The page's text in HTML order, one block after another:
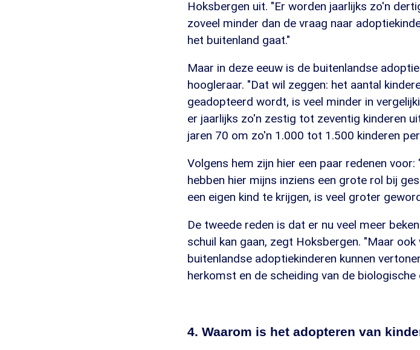
Hoksbergen uit. "Er worden jaarlijks zo'n
zoveel minder dan de vraag naar
het buitenland gaat."
Maar in deze eeuw is de buitenlandse
hoogleraar. "Dat wil zeggen: het aantal
geadopteerd wordt, is veel minder in
er jaarlijks zo'n zestig tot zeventig kinderen
jaren 70 om zo'n 1.000 tot 1.500 kinderen
Volgens hem zijn hier een paar redenen
hebben hier mijns inziens een grote rol bij
een eigen kind te krijgen, is veel groter
De tweede reden is dat er nu veel meer
schuil kan gaan, zegt Hoksbergen. "Maar
buitenlandse adoptiekinderen kunnen
herkomst en de scheiding van de biologische
4. Waarom is het adopteren van